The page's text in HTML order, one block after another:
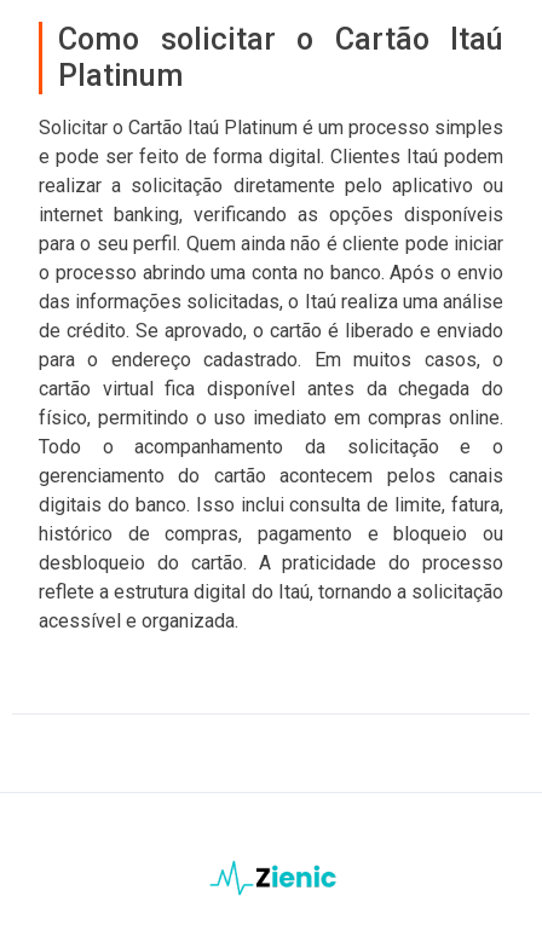
Como solicitar o Cartão Itaú
Platinum
Solicitar o Cartão Itaú Platinum é um processo simples
e pode ser feito de forma digital. Clientes Itaú podem
realizar a solicitação diretamente pelo aplicativo ou
internet banking, verificando as opções disponíveis
para o seu perfil. Quem ainda não é cliente pode iniciar
o processo abrindo uma conta no banco. Após o envio
das informações solicitadas, o Itaú realiza uma análise
de crédito. Se aprovado, o cartão é liberado e enviado
para o endereço cadastrado. Em muitos casos, o
cartão virtual fica disponível antes da chegada do
físico, permitindo o uso imediato em compras online.
Todo o acompanhamento da solicitação e o
gerenciamento do cartão acontecem pelos canais
digitais do banco. Isso inclui consulta de limite, fatura,
histórico de compras, pagamento e bloqueio ou
desbloqueio do cartão. A praticidade do processo
reflete a estrutura digital do Itaú, tornando a solicitação
acessível e organizada.